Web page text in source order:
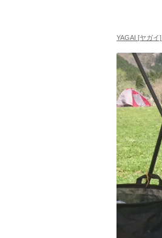
YAGAI [ヤガイ]